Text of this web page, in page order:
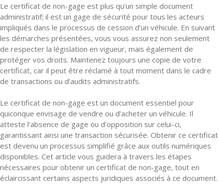
Le certificat de non-gage est plus qu’un simple document
administratif; il est un gage de sécurité pour tous les acteurs
impliqués dans le processus de cession d’un véhicule. En suivant
les démarches présentées, vous vous assurez non seulement
de respecter la législation en vigueur, mais également de
protéger vos droits. Maintenez toujours une copie de votre
certificat, car il peut être réclamé à tout moment dans le cadre
de transactions ou d’audits administratifs.
Le certificat de non-gage est un document essentiel pour
quiconque envisage de vendre ou d’acheter un véhicule. Il
atteste l’absence de gage ou d’opposition sur celui-ci,
garantissant ainsi une transaction sécurisée. Obtenir ce certificat
est devenu un processus simplifié grâce aux outils numériques
disponibles. Cet article vous guidera à travers les étapes
nécessaires pour obtenir un certificat de non-gage, tout en
éclaircissant certains aspects juridiques associés à ce document.